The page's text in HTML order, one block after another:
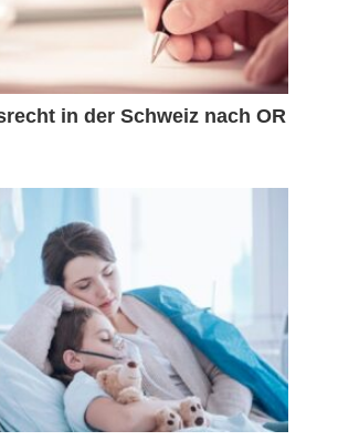
in der Schweiz nach OR